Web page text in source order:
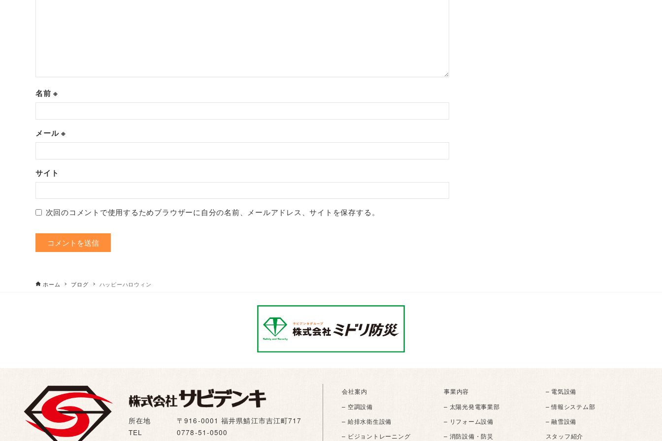
名前※
メール※
サイト
次回のコメントで使用するためブラウザーに自分の名前、メールアドレス、サイトを保存する。
ホーム ブログ ハッピーハロウィン
所在地
〒916-0001 福井県鯖江市吉江町717
TEL
0778-51-0500
会社案内 事業内容
– 電気設備
– 空調設備
– 太陽光発電事業部
– 情報システム部
– 給排水衛生設備
– リフォーム設備
– 融雪設備
– ビジョントレーニング
– 消防設備・防災 スタッフ紹介